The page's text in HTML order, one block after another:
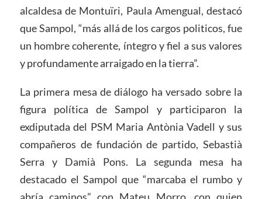
alcaldesa de Montuïri, Paula Amengual, destacó
que Sampol, “más allá de los cargos politicos, fue
un hombre coherente, íntegro y fiel a sus valores
y profundamente arraigado en la tierra”.
La primera mesa de diálogo ha versado sobre la
figura política de Sampol y participaron la
exdiputada del PSM Maria Antònia Vadell y sus
compañeros de fundación de partido, Sebastià
Serra y Damià Pons. La segunda mesa ha
destacado el Sampol que “marcaba el rumbo y